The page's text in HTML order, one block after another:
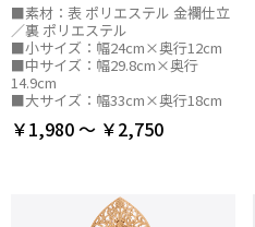
■素材：表 ポリエステル 金襴仕立
／裏 ポリエステル
■小サイズ：幅24cm×奥行12cm
■中サイズ：幅29.8cm×奥行
14.9cm
■大サイズ：幅33cm×奥行18cm
￥1,980 ～ ￥2,750